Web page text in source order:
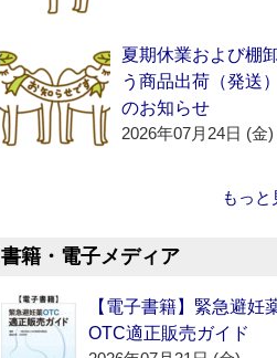
夏期休業および棚
う商品出荷（発送
のお知らせ
2026年07月24日 (金)
もっと
書籍・電子メディア
【電子書籍】緊急避妊
OTC適正販売ガイド